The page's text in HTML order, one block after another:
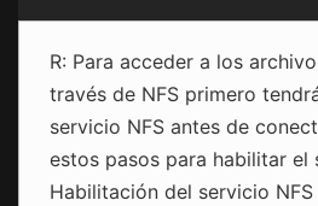
R: Para acceder a los
través de NFS primero
servicio NFS antes de
estos pasos para habilitar el
Habilitación del servicio NFS